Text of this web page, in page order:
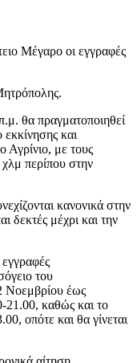
Μέγαρο οι εγγραφές
θα πραγματοποιηθεί
και
Αγρίνιο, με τους
περίπου στην
κανονικά στην
δεκτές μέχρι και την
του
Νοεμβρίου έως
καθώς και το
οπότε και θα γίνεται